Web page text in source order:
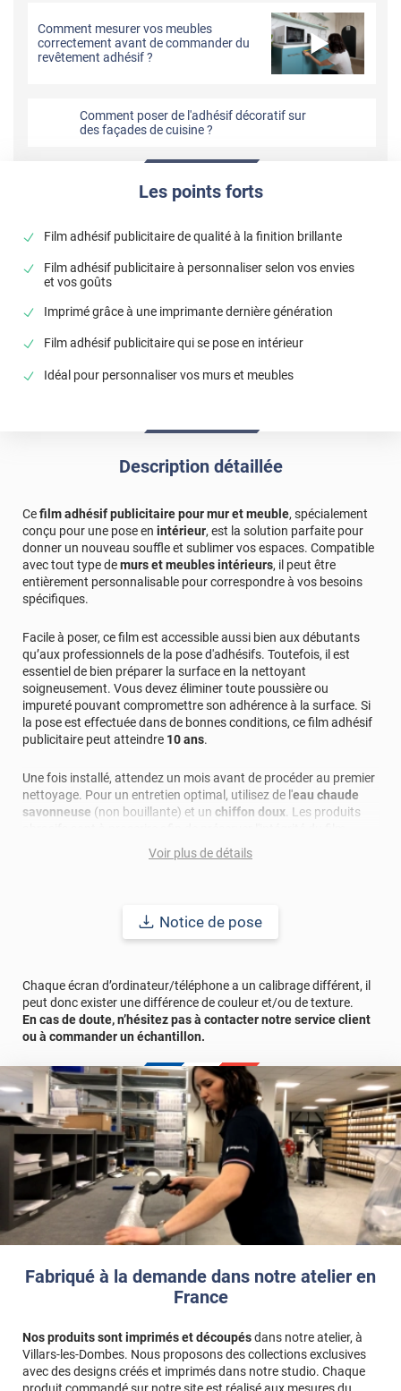
Comment mesurer vos meubles
correctement avant de commander du
revêtement adhésif ?
Comment poser de l'adhésif décoratif sur
des façades de cuisine ?
Les points forts
Film adhésif publicitaire de qualité à la finition brillante
Film adhésif publicitaire à personnaliser selon vos envies
et vos goûts
Imprimé grâce à une imprimante dernière génération
Film adhésif publicitaire qui se pose en intérieur
Idéal pour personnaliser vos murs et meubles
Fabriqué à la demande dans notre atelier en
France
Nos produits sont imprimés et découpésdans notre atelier, à
Villars-les-Dombes. Nous proposons des collections exclusives
avec des designs créés et imprimés dans notre studio. Chaque
produit commandé sur notre site est réalisé aux mesures du
Description détaillée
Cefilm adhésif publicitaire pour mur et meuble, spécialement
conçu pour une pose en intérieur, est la solution parfaite pour
donner un nouveau souffle et sublimer vos espaces. Compatible
avec tout type demurs et meubles intérieurs, il peut être
entièrement personnalisable pour correspondre à vos besoins
spécifiques.
Facile à poser, ce film est accessible aussi bien aux débutants
qu’aux professionnels de la pose d'adhésifs. Toutefois, il est
essentiel de bien préparer la surface en la nettoyant
soigneusement. Vous devez éliminer toute poussière ou
impureté pouvant compromettre son adhérence à la surface. Si
la pose est effectuée dans de bonnes conditions, ce film adhésif
publicitaire peut atteindre 10 ans.
Une fois installé, attendez un mois avant de procéder au premier
nettoyage. Pour un entretien optimal, utilisez de l'eau chaude
savonneuse (non bouillante) et un chiffon doux . Les produits
2. Passez votre commande.
votre design à l'aide d'une technologie de pointe, garantissant un
rendu professionnel. Le film vous sera ensuite expédié selon les
modalités de livraison choisies au préalable.
sur un film. Cela signifie que vos différents motifs/logos ne
seront pas comme des stickers. Ils seront imprimés sur toute la
longueur de votre film.
Des frais supplémentaires peuvent s’appliquer si le fichier
transmis n’est pas exploitable tel quel. Cela inclut notamment les
visuels ou logos de mauvaise qualité, les fichiers non vectorisés
ou l'absence de fichier prêt à imprimer. Toute intervention de
création ou de retouche graphique peut entrainer un surcoût.
Voir plus de détails
Notice de pose
Chaque écran d’ordinateur/téléphone a un calibrage différent, il
peut donc exister une différence de couleur et/ou de texture.
En cas de doute, n’hésitez pas à contacter notre service client
ou à commander un échantillon.